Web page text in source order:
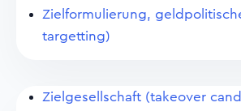
Zielformulierung,
targetting)
Zielgesellschaft (takeover